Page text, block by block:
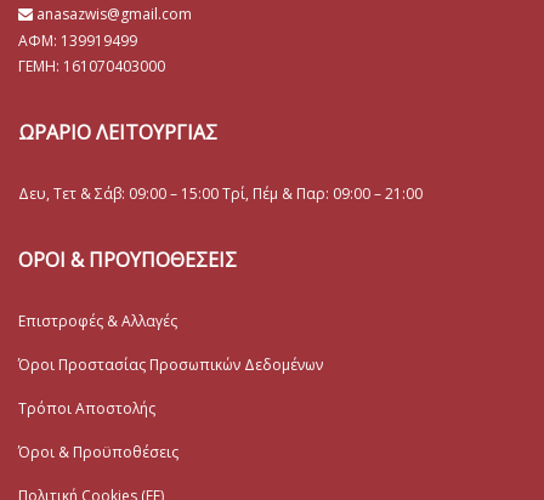
anasazwis@gmail.com
ΑΦΜ: 139919499
ΓΕΜΗ: 161070403000
ΩΡΑΡΙΟ ΛΕΙΤΟΥΡΓΙΑΣ
Δευ, Τετ & Σάβ: 09:00 – 15:00 Τρί, Πέμ & Παρ: 09:00 – 21:00
ΟΡΟΙ & ΠΡΟΥΠΟΘΕΣΕΙΣ
Επιστροφές & Αλλαγές
Όροι Προστασίας Προσωπικών Δεδομένων
Τρόποι Αποστολής
Όροι & Προϋποθέσεις